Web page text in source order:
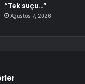
“Tek suçu…”
Ağustos 7, 2026